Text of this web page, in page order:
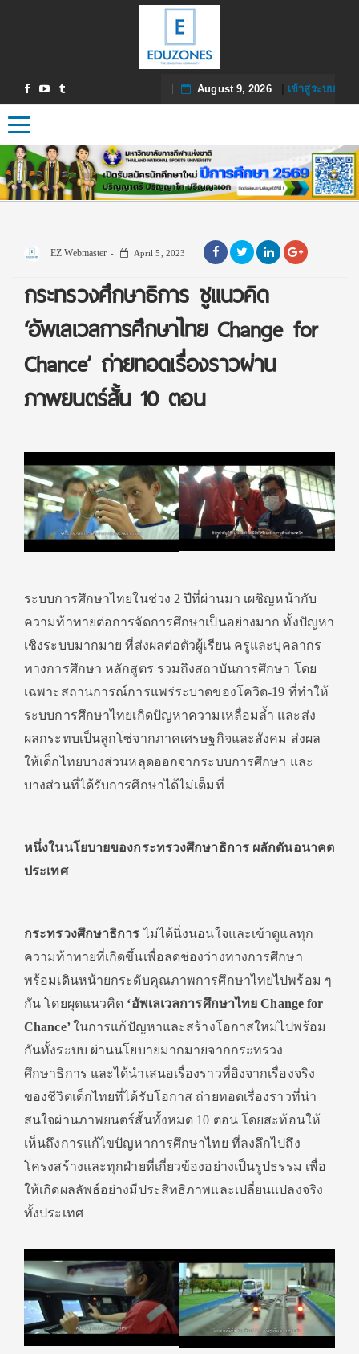
August 9, 2026| เข้าสู่ระบบ
Toggle navigation
EZ Webmaster April 5, 2023
กระทรวงศึกษาธิการ ชูแนวคิด
‘อัพเลเวลการศึกษาไทย Change for
Chance’ ถ่ายทอดเรื่องราวผ่าน
ภาพยนตร์สั้น 10 ตอน
ระบบการศึกษาไทยในช่วง 2 ปีที่ผ่านมา เผชิญหน้ากับ
ความท้าทายต่อการจัดการศึกษาเป็นอย่างมาก ทั้งปัญหา
เชิงระบบมากมาย ที่ส่งผลต่อตัวผู้เรียน ครูและบุคลากร
ทางการศึกษา หลักสูตร รวมถึงสถาบันการศึกษา โดย
เฉพาะสถานการณ์การแพร่ระบาดของโควิด-19 ที่ทำให้
ระบบการศึกษาไทยเกิดปัญหาความเหลื่อมล้ำ และส่ง
ผลกระทบเป็นลูกโซ่จากภาคเศรษฐกิจและสังคม ส่งผล
ให้เด็กไทยบางส่วนหลุดออกจากระบบการศึกษา และ
บางส่วนที่ได้รับการศึกษาได้ไม่เต็มที่
หนึ่งในนโยบายของกระทรวงศึกษาธิการ ผลักดันอนาคต
ประเทศ
กระทรวงศึกษาธิการไม่ได้นิ่งนอนใจและเข้าดูแลทุก
ความท้าทายที่เกิดขึ้นเพื่อลดช่องว่างทางการศึกษา
พร้อมเดินหน้ายกระดับคุณภาพการศึกษาไทยไปพร้อม ๆ
กัน โดยผุดแนวคิด ‘อัพเลเวลการศึกษาไทย Change for
Chance’ในการแก้ปัญหาและสร้างโอกาสใหม่ไปพร้อม
กันทั้งระบบ ผ่านนโยบายมากมายจากกระทรวง
ศึกษาธิการ และได้นำเสนอเรื่องราวที่อิงจากเรื่องจริง
ของชีวิตเด็กไทยที่ได้รับโอกาส ถ่ายทอดเรื่องราวที่น่า
สนใจผ่านภาพยนตร์สั้นทั้งหมด 10 ตอน โดยสะท้อนให้
เห็นถึงการแก้ไขปัญหาการศึกษาไทย ที่ลงลึกไปถึง
โครงสร้างและทุกฝ่ายที่เกี่ยวข้องอย่างเป็นรูปธรรม เพื่อ
ให้เกิดผลลัพธ์อย่างมีประสิทธิภาพและเปลี่ยนแปลงจริง
ทั้งประเทศ